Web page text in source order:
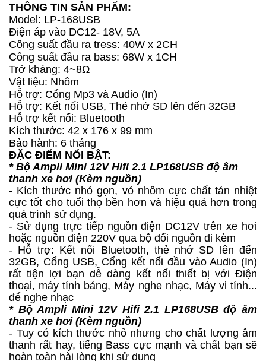
THÔNG TIN SẢN PHẨM:
Model: LP-168USB
Điện áp vào DC12- 18V, 5A
Công suất đầu ra tress: 40W x 2CH
Công suất đầu ra bass: 68W x 1CH
Trở kháng: 4~8Ω
Vật liệu: Nhôm
Hỗ trợ: Cổng Mp3 và Audio (In)
Hỗ trợ: Kết nối USB, Thẻ nhớ SD lên đến 32GB
Hỗ trợ kết nối: Bluetooth
Kích thước: 42 x 176 x 99 mm
Bảo hành: 6 tháng
ĐẶC ĐIỂM NỔI BẬT:
* Bộ Ampli Mini 12V Hifi 2.1 LP168USB độ âm
thanh xe hơi (Kèm nguồn)
- Kích thước nhỏ gọn, vỏ nhôm cực chất tản nhiệt
cực tốt cho tuổi thọ bền hơn và hiệu quả hơn trong
quá trình sử dụng.
- Sử dụng trực tiếp nguồn điện DC12V trên xe hơi
hoặc nguồn điện 220V qua bộ đổi nguồn đi kèm
- Hỗ trợ: Kết nối Bluetooth, thẻ nhớ SD lên đến
32GB, Cổng USB, Cổng kết nối đầu vào Audio (In)
rất tiện lợi bạn dễ dàng kết nối thiết bị với Điện
thoại, máy tính bảng, Máy nghe nhạc, Máy vi tính...
để nghe nhạc
* Bộ Ampli Mini 12V Hifi 2.1 LP168USB độ âm
thanh xe hơi (Kèm nguồn)
- Tuy có kích thước nhỏ nhưng cho chất lượng âm
thanh rất hay, tiếng Bass cực mạnh và chất bạn sẽ
hoàn toàn hài lòng khi sử dụng